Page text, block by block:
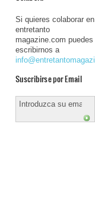
Si quieres colaborar en
entretanto
magazine.com puedes
escribirnos a
Suscribirse por Email